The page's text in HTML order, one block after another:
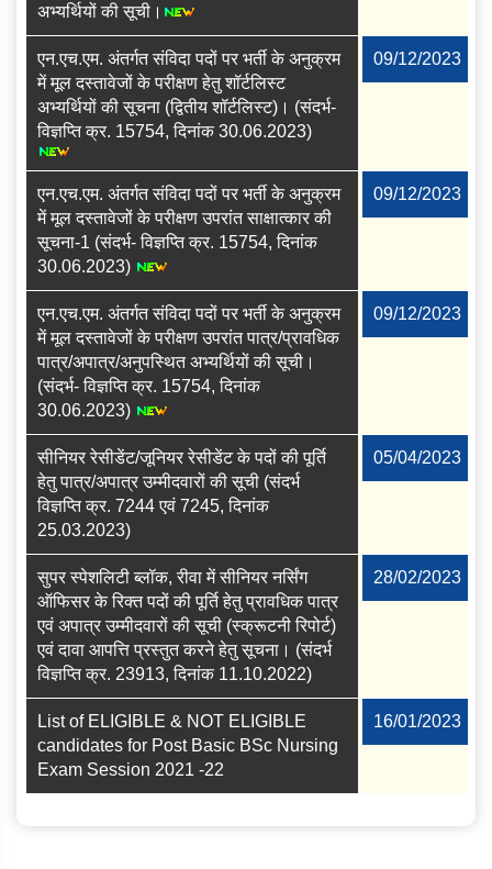
अभ्‍यर्थियों की सूची।
एन.एच.एम. अंतर्गत संविदा पदों पर भर्ती के अनुक्रम
में मूल दस्‍तावेजों के परीक्षण हेतु शॉर्टलिस्‍ट
अभ्‍यर्थियों की सूचना (द्वितीय शॉर्टलिस्ट)। (संदर्भ-
विज्ञप्ति क्र. 15754, दिनांक 30.06.2023)
09/12/2023
एन.एच.एम. अंतर्गत संविदा पदों पर भर्ती के अनुक्रम
में मूल दस्‍तावेजों के परीक्षण उपरांत साक्षात्कार की
सूचना-1 (संदर्भ- विज्ञप्ति क्र. 15754, दिनांक
30.06.2023)
09/12/2023
एन.एच.एम. अंतर्गत संविदा पदों पर भर्ती के अनुक्रम
में मूल दस्‍तावेजों के परीक्षण उपरांत पात्र/प्रावधिक
पात्र/अपात्र/अनुपस्थित अभ्यर्थियों की सूची।
(संदर्भ- विज्ञप्ति क्र. 15754, दिनांक
30.06.2023)
09/12/2023
सीनियर रेसीडेंट/जूनियर रेसीडेंट के पदों की पूर्ति
हेतु पात्र/अपात्र उम्‍मीदवारों की सूची (संदर्भ
विज्ञप्ति क्र. 7244 एवं 7245, दिनांक
25.03.2023)
05/04/2023
सुपर स्‍पेशलिटी ब्‍लॉक, रीवा में सीनियर नर्सिंग
ऑफिसर के रिक्‍त पदों की पूर्ति हेतु प्रावधिक पात्र
एवं अपात्र उम्‍मीदवारों की सूची (स्‍क्रूटनी रिपोर्ट)
एवं दावा आपत्ति प्रस्‍तुत करने हेतु सूचना। (संदर्भ
विज्ञप्ति क्र. 23913, दिनांक 11.10.2022)
28/02/2023
List of ELIGIBLE & NOT ELIGIBLE
candidates for Post Basic BSc Nursing
Exam Session 2021 -22
16/01/2023